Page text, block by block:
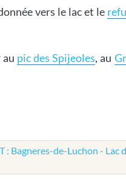
vers le lac et le
pic des Spijeoles, au
: Bagneres-de-Luchon - Lac